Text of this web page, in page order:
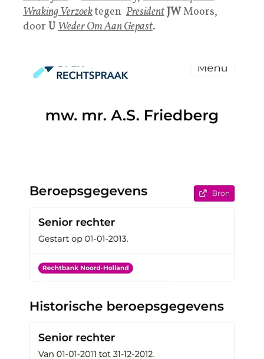
Wraking Verzoektegen PresidentJWMoors,
door UWeder Om Aan Gepast.